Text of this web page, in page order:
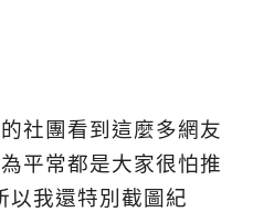
社團看到這麼多網友
平常都是大家很怕推
以我還特別截圖紀